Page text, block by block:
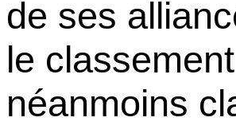
de ses
le classement
néanmoins